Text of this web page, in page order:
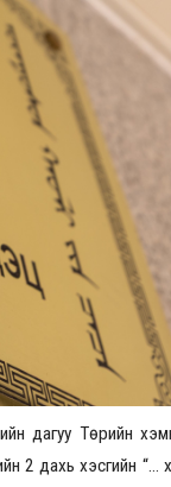
дагуу Төрийн
2 дахь хэсгийн “…